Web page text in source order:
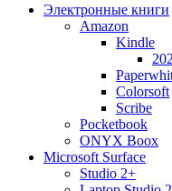
Электронные книги
Amazon
Kindle
Colorsoft
Scribe
Pocketbook
ONYX Boox
Microsoft Surface
Studio 2+